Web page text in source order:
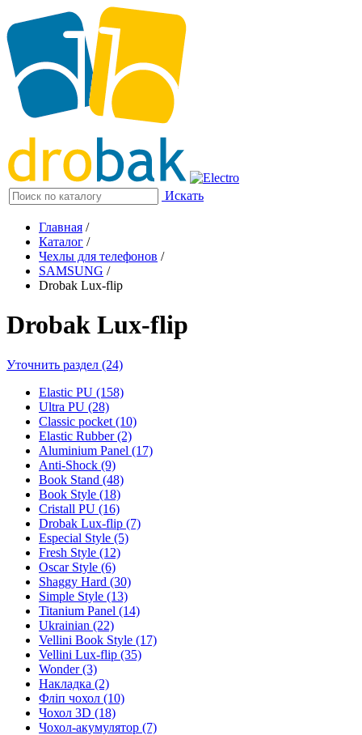
Искать
Главная /
Каталог /
Чехлы для телефонов /
SAMSUNG /
Drobak Lux-flip
Drobak Lux-flip
Уточнить раздел (24)
Elastic PU (158)
Ultra PU (28)
Classic pocket (10)
Elastic Rubber (2)
Aluminium Panel (17)
Anti-Shock (9)
Book Stand (48)
Book Style (18)
Cristall PU (16)
Drobak Lux-flip (7)
Especial Style (5)
Fresh Style (12)
Oscar Style (6)
Shaggy Hard (30)
Simple Style (13)
Titanium Panel (14)
Ukrainian (22)
Vellini Book Style (17)
Vellini Lux-flip (35)
Wonder (3)
Накладка (2)
Фліп чохол (10)
Чохол 3D (18)
Чохол-акумулятор (7)